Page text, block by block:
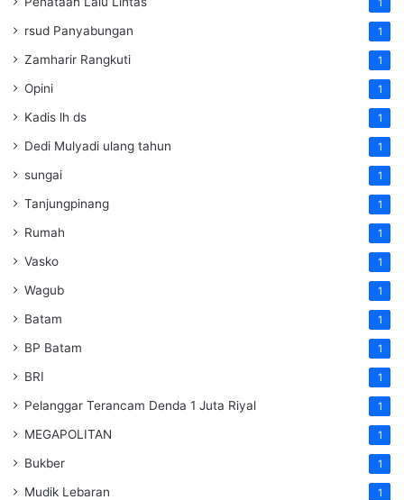
1
rsud Panyabungan 1
Zamharir Rangkuti 1
Opini 1
Kadis lh ds 1
Dedi Mulyadi ulang tahun 1
sungai 1
Tanjungpinang 1
Rumah 1
Vasko 1
Wagub 1
Batam 1
BP Batam 1
BRI 1
Pelanggar Terancam Denda 1 Juta Riyal 1
MEGAPOLITAN 1
Bukber 1
Mudik Lebaran 1